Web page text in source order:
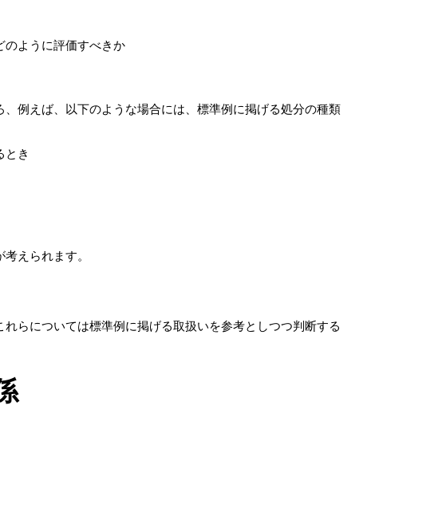
ように評価すべきか
例えば、以下のような場合には、標準例に掲げる処分の種類
とき
考えられます。
らについては標準例に掲げる取扱いを参考としつつ判断する